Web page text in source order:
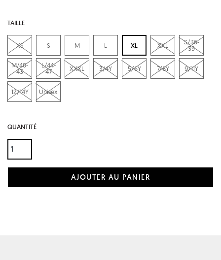
TAILLE
XS S M L XL XXL
S/36-
39
M/40-
43
L/44-
47
XXXL 3/4Y 5/6Y 7/8Y 9/11Y
12/14Y Unisex
QUANTITÉ